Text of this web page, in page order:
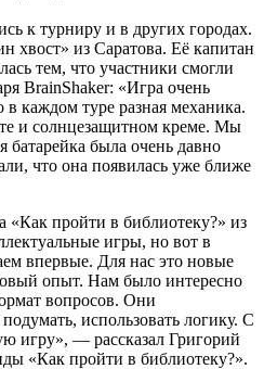
к турниру и в других городах.
хвост» из Саратова. Её капитан
тем, что участники смогли
BrainShaker: «Игра очень
каждом туре разная механика.
и солнцезащитном креме. Мы
батарейка была очень давно
что она появилась уже ближе
пройти в библиотеку?» из
игры, но вот в
впервые. Для нас это новые
опыт. Нам было интересно
вопросов. Они
использовать логику. С
игру», — рассказал Григорий
«Как пройти в библиотеку?».